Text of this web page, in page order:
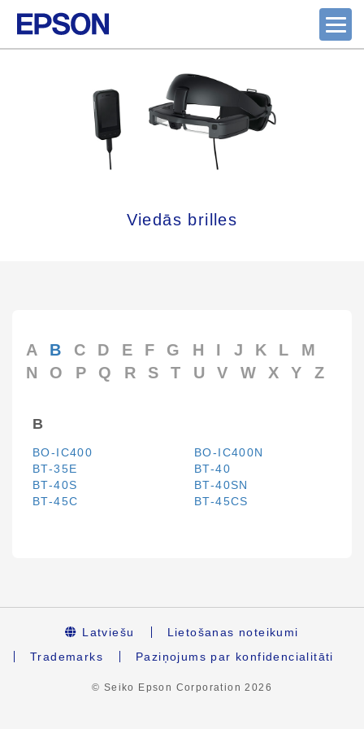
Viedās brilles
A B C D E F G H I J K L
M
N
O P Q R S T U V W X Y Z
B
BO-IC400
BO-IC400N
BT-35E
BT-40
BT-40S
BT-40SN
BT-45C
BT-45CS
Latviešu
Lietošanas noteikumi
Trademarks
Paziņojums par konfidencialitāti
© Seiko Epson Corporation2026